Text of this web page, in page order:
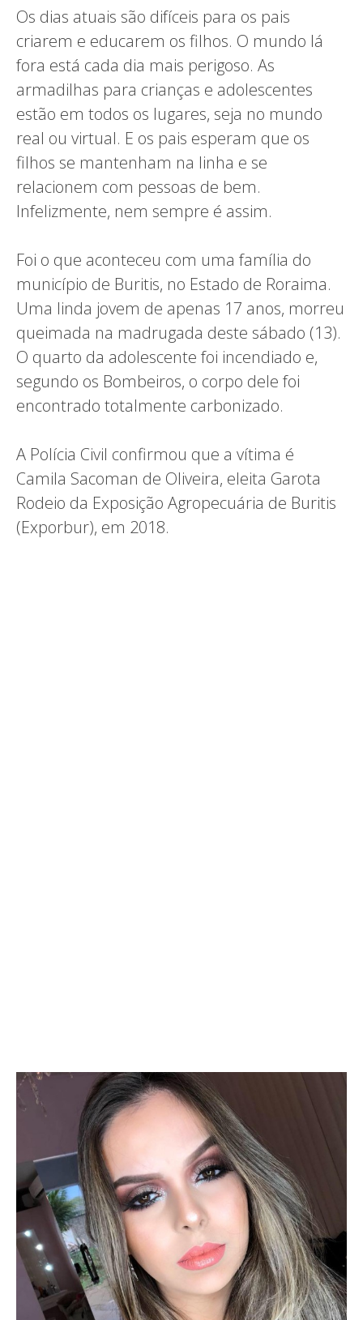
Os dias atuais são difíceis para os pais
criarem e educarem os filhos. O mundo lá
fora está cada dia mais perigoso. As
armadilhas para crianças e adolescentes
estão em todos os lugares, seja no mundo
real ou virtual. E os pais esperam que os
filhos se mantenham na linha e se
relacionem com pessoas de bem.
Infelizmente, nem sempre é assim.
Foi o que aconteceu com uma família do
município de Buritis, no Estado de Roraima.
Uma linda jovem de apenas 17 anos, morreu
queimada na madrugada deste sábado (13).
O quarto da adolescente foi incendiado e,
segundo os Bombeiros, o corpo dele foi
encontrado totalmente carbonizado.
A Polícia Civil confirmou que a vítima é
Camila Sacoman de Oliveira, eleita Garota
Rodeio da Exposição Agropecuária de Buritis
(Exporbur), em 2018.